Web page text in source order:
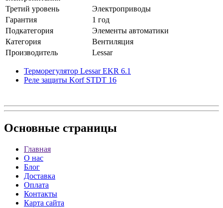
Третий уровень
Электроприводы
Гарантия
1 год
Подкатегория
Элементы автоматики
Категория
Вентиляция
Производитель
Lessar
Терморегулятор Lessar EKR 6.1
Реле защиты Korf STDT 16
Основные страницы
Главная
О нас
Блог
Доставка
Оплата
Контакты
Карта сайта